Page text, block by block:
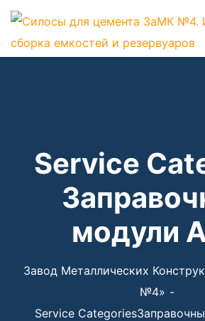
Service
модули
Завод Металлических
№4»
Service Categories